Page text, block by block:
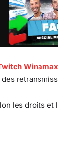
Winamax
les droits et